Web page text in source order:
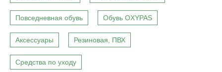
Повседневная обувь Обувь OXYPAS
Аксессуары Резиновая, ПВХ
Средства по уходу